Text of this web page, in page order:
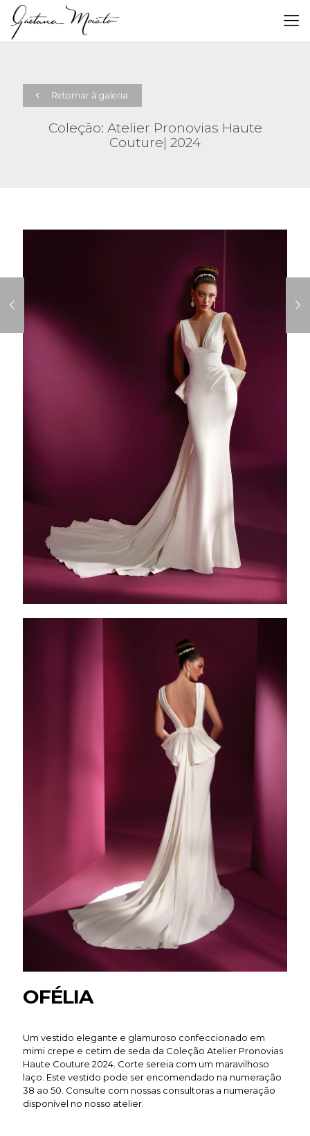
Retornar à galeria
Coleção: Atelier Pronovias Haute
Couture| 2024
OFÉLIA
Um vestido elegante e glamuroso confeccionado em
mimi crepe e cetim de seda da Coleção Atelier Pronovias
Haute Couture 2024. Corte sereia com um maravilhoso
laço. Este vestido pode ser encomendado na numeração
38 ao 50. Consulte com nossas consultoras a numeração
disponível no nosso atelier.